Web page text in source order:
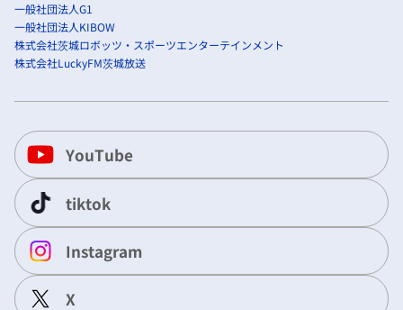
一般社団法人G1
一般社団法人KIBOW
株式会社茨城ロボッツ・スポーツエンターテインメント
株式会社LuckyFM茨城放送
YouTube
tiktok
Instagram
X